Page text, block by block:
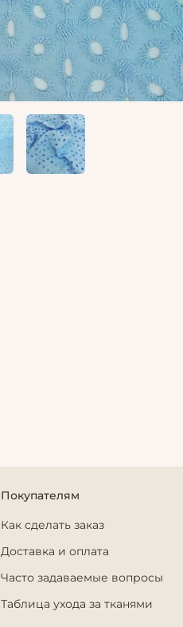
Покупателям
Как сделать заказ
Доставка и оплата
Часто задаваемые вопросы
Таблица ухода за тканями